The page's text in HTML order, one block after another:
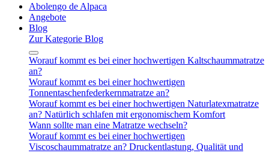
Abolengo de Alpaca
Angebote
Blog
Zur Kategorie Blog
Worauf kommt es bei einer hochwertigen Kaltschaummatratze
an?
Worauf kommt es bei einer hochwertigen
Tonnentaschenfederkernmatratze an?
Worauf kommt es bei einer hochwertigen Naturlatexmatratze
an? Natürlich schlafen mit ergonomischem Komfort
Wann sollte man eine Matratze wechseln?
Worauf kommt es bei einer hochwertigen
Viscoschaummatratze an? Druckentlastung, Qualität und